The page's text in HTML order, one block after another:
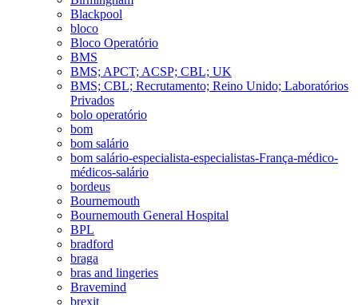
Blackpool
bloco
Bloco Operatório
BMS
BMS; APCT; ACSP; CBL; UK
BMS; CBL; Recrutamento; Reino Unido; Laboratórios
Privados
bolo operatório
bom
bom salário
bom salário-especialista-especialistas-França-médico-
médicos-salário
bordeus
Bournemouth
Bournemouth General Hospital
BPL
bradford
braga
bras and lingeries
Bravemind
brexit